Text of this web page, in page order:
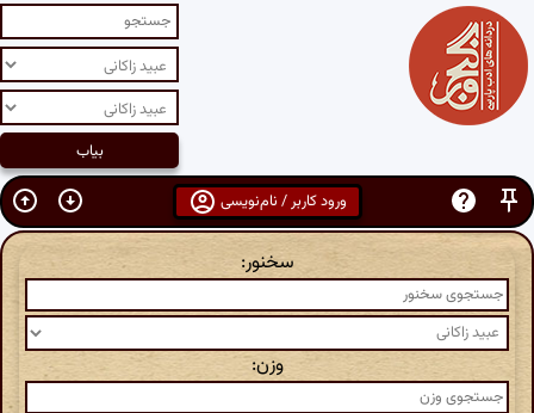
ورود کاربر / نام‌نویسی
سخنور:
وزن: